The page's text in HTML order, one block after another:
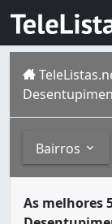
Bairros
As melhores
Belém , ou